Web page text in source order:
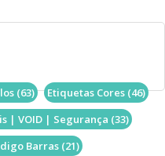
(63) Etiquetas Cores (46)
| VOID | Segurança (33)
Barras (21)